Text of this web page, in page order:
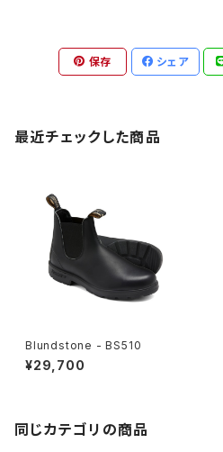
保存 シェア
最近チェックした商品
Blundstone - BS510
¥29,700
同じカテゴリの商品